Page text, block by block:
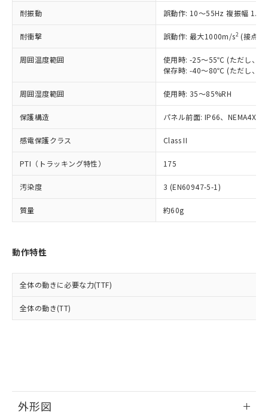
耐振動 誤動作: 10～55Hz 複振幅
耐衝撃 誤動作: 最大1000m/s2 (接点
周囲温度範囲
使用時: -25～55℃ (ただし、氷
保存時: -40～80℃ (ただし、氷
周囲湿度範囲 使用時: 35～85%RH
保護構造 パネル前面: IP66、NEMA4X,
感電保護クラス Class II
PTI（トラッキング特性） 175
汚染度 3 (EN60947-5-1)
質量 約60g
動作特性
全体の動きに必要な力(TTF)
全体の動き(TT)
外形図
記載している更新日時点での社内デー
タに基づき作成されるものであり、閲
覧された時点での実際の在庫および標
準価格とは異なる場合があることをご
正式な納期状況および標準価格はお客
様のお取引先、またはお客様担当のオ
ムロン制御機器販売店・当社販売員に
オムロン制御機器販売店や当社販売拠
販売ネットワーク
」をご確認
ください。
在庫状況および標準価格結果を当社の
事前の承諾なく第三者に漏洩または開
示しないようお願いします。
マイパーツ機能（部品リスト作成サー
ビス）をご利用いただくには、I-Web
メンバーズにご登録されている必要が
および当社の共同利用者が、当社の製
品・サービスに関するお客様との取
をご了承ください。
※当社の共同利用者とは、"個人情報
鉛(Pb) 1000ppm以下、 水銀(Hg) 1000ppm以下、 カド
六価クロム(Cr(Ⅵ)) 1000ppm以下、ポリ臭化ビフェニル
類(PBB) 1000ppm以下、ポリ臭化ジフェニルエーテル類
(PBDE) 1000ppm以下、フタル酸ビス(2-エチルヘキシ
ル) (DEHP)(別名：DOP) 1000ppm以下、フタル酸ブチ
ルベンジル（BBP） 1000ppm以下、フタル酸ジブチル
（DBP） 1000ppm以下、フタル酸ジイソブチル
(DIBP) 1000ppm以下
但し、RoHS指令で産業用監視および制御機器に対する
適用除外項目は除く。
フタル酸エステル類の４物質については閾値を超える意
図的な使用がないことを確認しています。
※2 対応予定月
部品在庫の切り替え状況などにより、予定
月が前後することがあります。
下記の非含有証明書をダウンロードするこ
とができます。
EU RoHS指令（10物質）の非含有証明書
物質の対応では、対応完了までの期間は出
荷製品に未対応品が混在することから備考
*中国RoHS10物質の基準値 (GB/T26572)：
Pb(鉛) :1000ppm、 Hg(水銀) : 1000ppm、 Cd(カドミウ
Cr(Ⅵ)(六価クロム) : 1000ppm、 PBBs(ポリ臭化ビフェ
ニル類) : 1000ppm、 PBDEs(ポリ臭化ジフェニルエーテ
ル) : 1000ppm、
DEHP(フタル酸ビス(2-エチルヘキシル)) : 1000ppm
※2 環境保護使用期限
「ｅ」：有害物質（10物質）のすべてが基
準値以下であることを示します。
「10」：通常の使用状況下において有害物
質が外部に漏えいし、環境に深刻な影響を
及ぼさない年数を意味します。
（以下｢規制貨物等」という）を輸出
または国外への提供する場合は、日本
国政府の輸出許可(または役務取引許
可)を取得するなどの必要な手続きを
当社は規制貨物を破棄する場合は、完
全に破砕するなど、違法に輸出されな
いよう必要な手段を講じます。
当社は貴社製品を、核兵器、ミサイ
ル、化学兵器、生物兵器またはその他
武器並びにこれらの製造装置等に一切
使用いたしません。
当社は、貴社製品を第三者に販売する
場合は、上記1、2および3の内容を当
該第三者に通知します。また当社は、
販売先および販売に係わる関係者が違
法に輸出するおそれがある場合は、取
り引きをいたしません。
○ 一定数以上の在庫あり
△ 一定数には満たないが在庫あり
在庫なし(最新の在庫状況につ
いては、お客様のお取引先、ま
たはお客様担当のオムロン制御
機器販売店・当社販売員にご確
認ください)
受注生産機種、また在庫状況の
情報を公開していない機種